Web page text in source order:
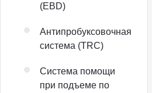
(EBD)
Антипробуксовочная
система (TRC)
Система помощи
при подъеме по